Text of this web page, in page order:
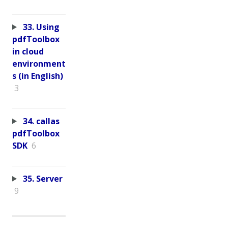
33. Using
pdfToolbox
in cloud
environment
s (in English)
3
34. callas
pdfToolbox
SDK 6
35. Server
9